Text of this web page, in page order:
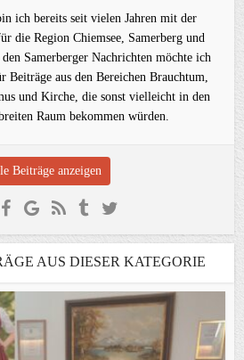
ich bereits seit vielen Jahren mit der
die Region Chiemsee, Samerberg und
Samerberger Nachrichten möchte ich
aus den Bereichen Brauchtum,
und Kirche, die sonst vielleicht in den
Raum bekommen würden.
Beiträge anzeigen
AUS DIESER KATEGORIE